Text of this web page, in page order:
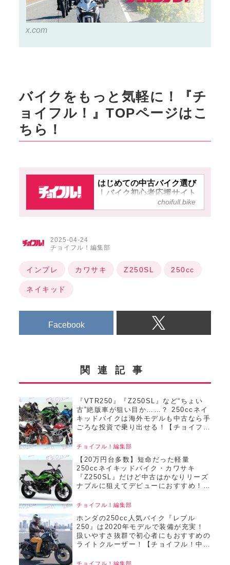
x.com
バイクをもっと気軽に！『チ
ョイフル！』TOPページはこ
ちら！
はじめての中古バイク選び
｜バイク初心者応援サイト
【チョイフル！】choifull.bike
2025-04-24
チョイフル！編集部
インプレ カワサキ Z250SL 250cc
ネイキッド
Facebook
関連記事
『VTR250』『Z250SL』など“ちょい
古”絶版車が狙い目か……？ 250ccネイ
キッドバイクは海外モデルも中古なら手
ごろな投資で乗り出せる！【チョイフ
ネイキッドバイク編／2025年4月版 後
チョイフル！編集部
【20万円台多数】短命だった軽量
250ccネイキッドバイク・カワサキ
『Z250SL』だけど中古はかなりリーズ
ナブルに狙えてデビューにおすすめ！
リサーチ／2025年4月版】
チョイフル！編集部
ホンダの250cc人気バイク『レブル
250』は2020年モデルで装備が充実！
扱いやすさ抜群で初心者にもおすすめの
ライトクルーザー！【チョイフル！中古
Rebel250（2020～2024）】
チョイフル！編集部